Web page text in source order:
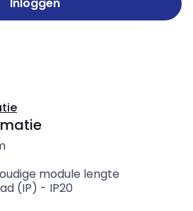
module lengte
(IP) - IP20